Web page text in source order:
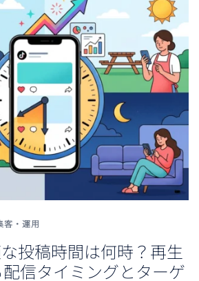
客・運用
投稿時間は何時？再生
信タイミングとターゲ